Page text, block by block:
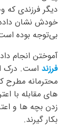
دیگر فرزندی که
خودش نشان داده
بی‌توجه بوده
آموختن انجام
فرزند است. درک
محترمانه مطرح
های مقابله با
زدن بچه ها و
بکار گیرند.